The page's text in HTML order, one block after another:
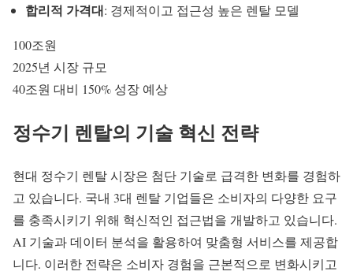
합리적 가격대: 경제적이고 접근성 높은 렌탈 모델
100조원
2025년 시장 규모
40조원 대비 150% 성장 예상
정수기 렌탈의 기술 혁신 전략
현대 정수기 렌탈시장은 첨단 기술로 급격한 변화를 경험하
고 있습니다. 국내 3대 렌탈 기업들은 소비자의 다양한 요구
를 충족시키기 위해 혁신적인 접근법을 개발하고 있습니다.
AI 기술과 데이터 분석을 활용하여 맞춤형 서비스를 제공합
니다. 이러한 전략은 소비자 경험을 근본적으로 변화시키고